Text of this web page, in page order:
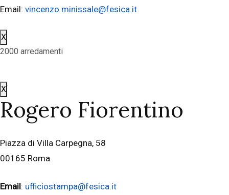
Email: vincenzo.minissale@fesica.it
X
2000 arredamenti
X
Rogero Fiorentino
Piazza di Villa Carpegna, 58
00165 Roma
Email: ufficiostampa@fesica.it